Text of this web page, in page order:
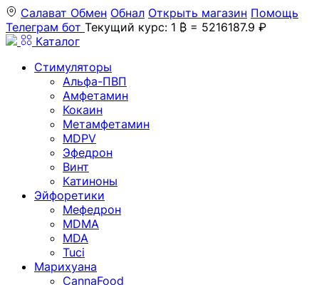
Салават Обмен Обнал Открыть магазин Помощь
Телеграм бот Текущий курс: 1 ₿ = 5216187.9 ₽
Каталог
Стимуляторы
Альфа-ПВП
Амфетамин
Кокаин
Метамфетамин
MDPV
Эфедрон
Винт
Катиноны
Эйфоретики
Мефедрон
MDMA
MDA
Tuci
Марихуана
CannaFood